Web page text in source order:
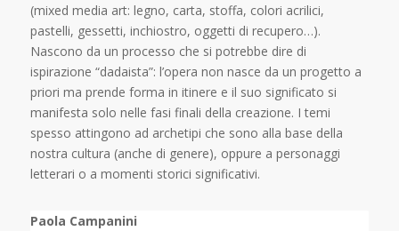
(mixed media art: legno, carta, stoffa, colori acrilici,
pastelli, gessetti, inchiostro, oggetti di recupero…).
Nascono da un processo che si potrebbe dire di
ispirazione “dadaista”: l’opera non nasce da un progetto a
priori ma prende forma in itinere e il suo significato si
manifesta solo nelle fasi finali della creazione. I temi
spesso attingono ad archetipi che sono alla base della
nostra cultura (anche di genere), oppure a personaggi
letterari o a momenti storici significativi.
Paola Campanini